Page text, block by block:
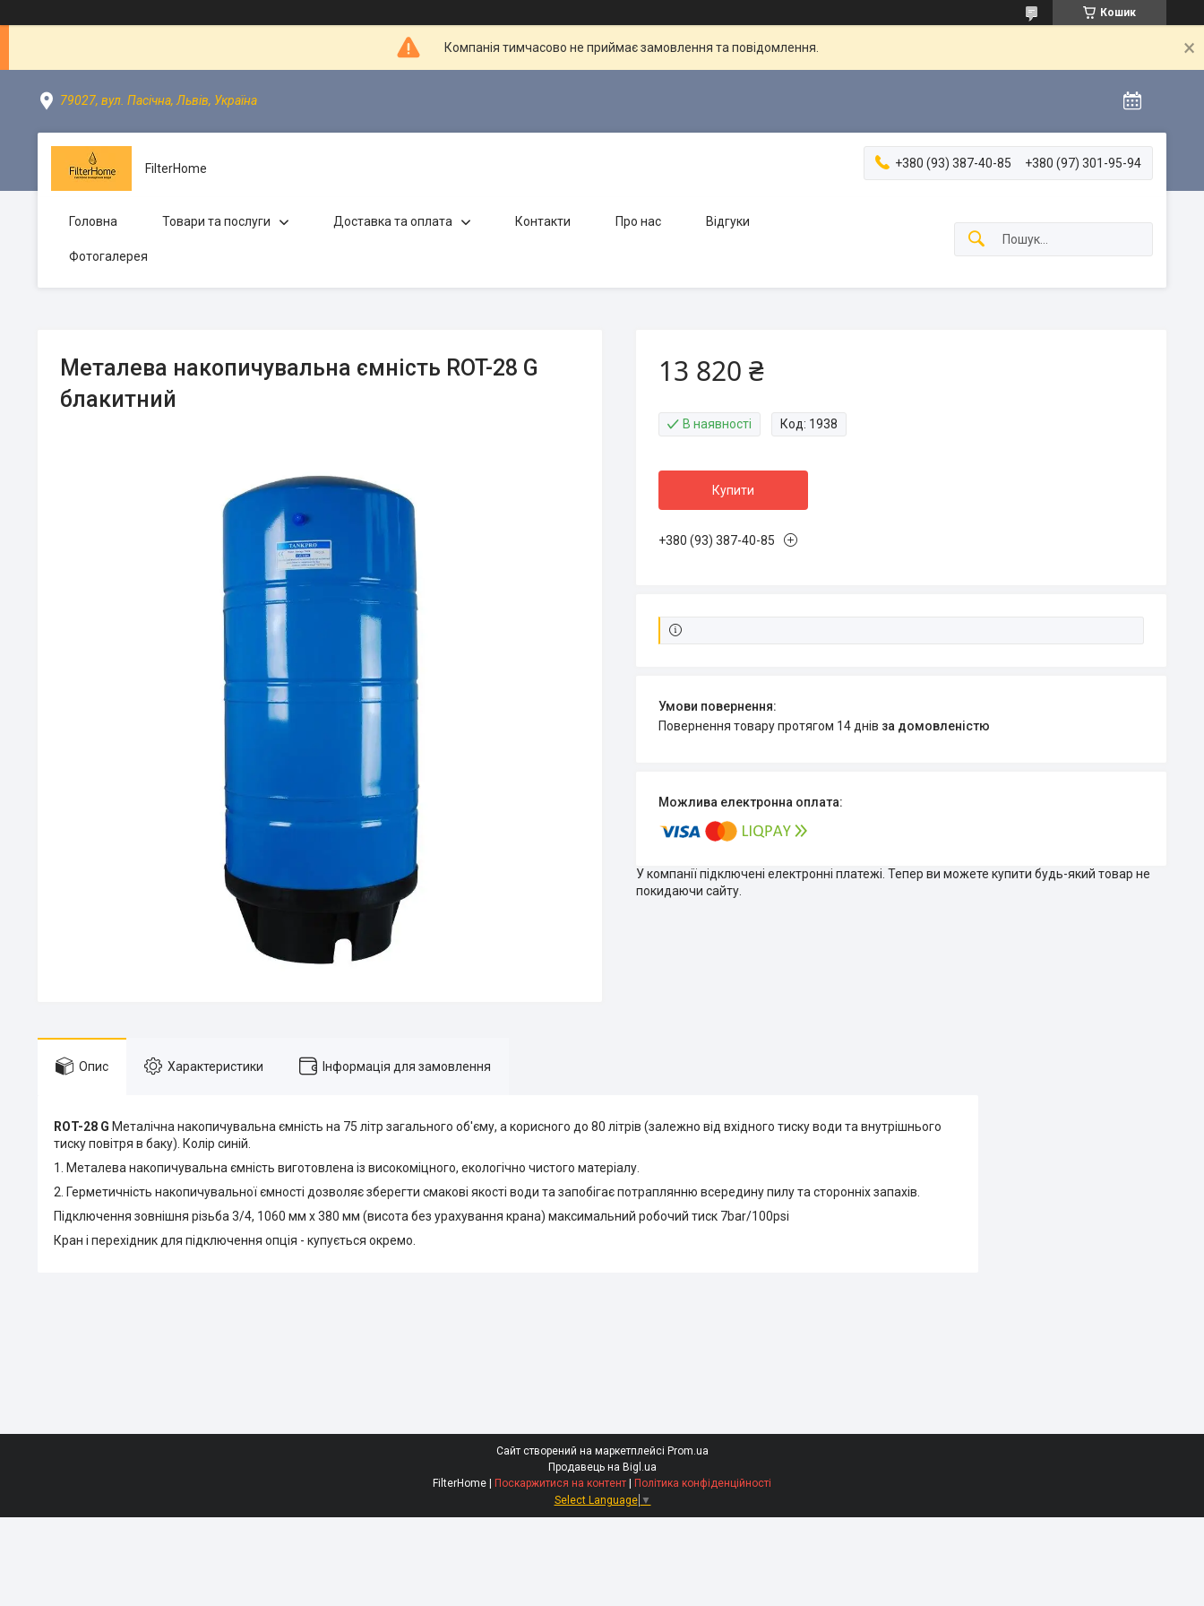
Кошик
Компанія тимчасово не приймає замовлення та повідомлення.
79027, вул. Пасічна, Львів, Україна
FilterHome +380 (93) 387-40-85 +380 (97) 301-95-94
Головна Товари та послуги Доставка та оплата Контакти Про нас Відгуки
Фотогалерея
Металева накопичувальна ємність ROT-28 G
блакитний
13 820 ₴
В наявності Код: 1938
Купити
+380 (93) 387-40-85
повернення товару протягом 14 днів за домовленістю
У компанії підключені електронні платежі. Тепер ви можете купити будь-який товар не
покидаючи сайту.
Опис Характеристики Інформація для замовлення
ROT-28 G Металічна накопичувальна ємність на 75 літр загального об'єму, а корисного до 80 літрів (залежно від вхідного тиску води та внутрішнього
тиску повітря в баку). Колір синій.
1. Металева накопичувальна ємність виготовлена ​​із високоміцного, екологічно чистого матеріалу.
2. Герметичність накопичувальної ємності дозволяє зберегти смакові якості води та запобігає потраплянню всередину пилу та сторонніх запахів.
Підключення зовнішня різьба 3/4, 1060 мм х 380 мм (висота без урахування крана) максимальний робочий тиск 7bar/100psi
Кран і перехідник для підключення опція - купується окремо.
Сайт створений на маркетплейсі Prom.ua
Продавець на Bigl.ua
Поскаржитися на контент
Політика конфіденційності
Select Language ▼